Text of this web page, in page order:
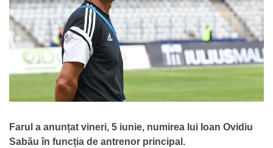
Farul a anunțat vineri, 5 iunie, numirea lui Ioan Ovidiu
Sabău în funcția de antrenor principal.